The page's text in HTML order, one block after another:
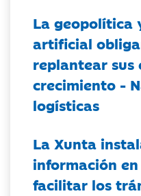
La geopolítica
artificial
replantear sus
crecimiento -
logísticas
La Xunta
información
facilitar los